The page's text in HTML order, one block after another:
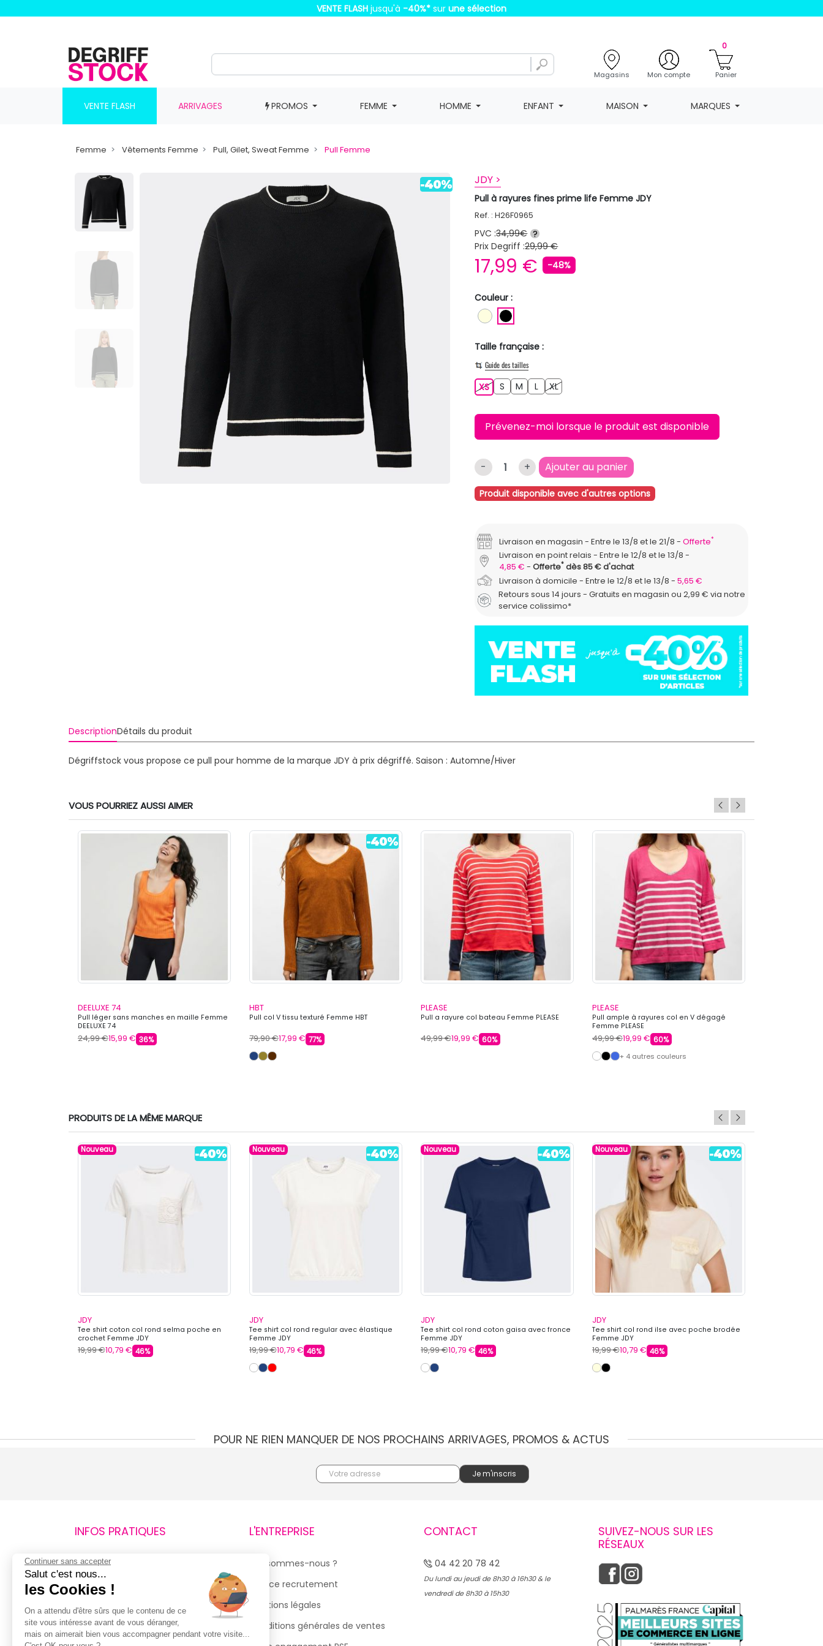
VENTE FLASH jusqu'à -40%* sur une sélection
Magasins Mon compte
0
Panier
VENTE FLASH ARRIVAGES PROMOS FEMME HOMME ENFANT MAISON MARQUES
Femme Vêtements Femme Pull, Gilet, Sweat Femme Pull Femme
JDY >
Pull à rayures fines prime life Femme JDY
Ref. : H26F0965
PVC :34,99€ ?
Prix Degriff :29,99 €
17,99 € -48%
Couleur :
BLANC ECRU
Taille française :
Guide des tailles
XSXS S M LL XLXL
Prévenez-moi lorsque le produit est disponible
- + Ajouter au panier
Produit disponible avec d'autres options
Livraison en magasin Entre le 13/8 et le 21/8 Offerte*
Livraison en point relais
Entre le 12/8 et le 13/8
4,85 €
Offerte*dès 85 € d'achat
Livraison à domicile
Entre le 12/8 et le 13/8
5,65 €
Retours sous 14 jours - Gratuits en magasin ou 2,99 € via notre
service colissimo*
DescriptionDétails du produit
Dégriffstock vous propose ce pull pour homme de la marque JDY à prix dégriffé. Saison : Automne/Hiver
VOUS POURRIEZ AUSSI AIMER
DEELUXE 74
Pull léger sans manches en maille Femme
DEELUXE 74
24,99 €15,99 € 36%
HBT
Pull col V tissu texturé Femme HBT
79,90 €17,99 € 77%
PLEASE
Pull a rayure col bateau Femme PLEASE
49,99 €19,99 € 60%
PLEASE
Pull ample à rayures col en V dégagé
Femme PLEASE
49,99 €19,99 € 60%
+ 4 autres couleurs
PRODUITS DE LA MÊME MARQUE
Nouveau
JDY
Tee shirt coton col rond selma poche en
crochet Femme JDY
19,99 €10,79 € 46%
Nouveau
JDY
Tee shirt col rond regular avec élastique
Femme JDY
19,99 €10,79 € 46%
Nouveau
JDY
Tee shirt col rond coton gaisa avec fronce
Femme JDY
19,99 €10,79 € 46%
Nouveau
JDY
Tee shirt col rond ilse avec poche brodée
Femme JDY
19,99 €10,79 € 46%
POUR NE RIEN MANQUER DE NOS PROCHAINS ARRIVAGES, PROMOS & ACTUS
INFOS PRATIQUES
Retours et remboursements
Suivi de commande
Livraisons
Guide des tailles
L'ENTREPRISE
Qui sommes-nous ?
Espace recrutement
Mentions légales
Conditions générales de ventes
CONTACT
04 42 20 78 42
Du lundi au jeudi de 8h30 à 16h30 & le
vendredi de 8h30 à 15h30
SUIVEZ-NOUS SUR LES
RÉSEAUX
Continuer sans accepter
Salut c'est nous...
les Cookies !
On a attendu d'être sûrs que le contenu de ce
site vous intéresse avant de vous déranger,
mais on aimerait bien vous accompagner pendant votre visite...